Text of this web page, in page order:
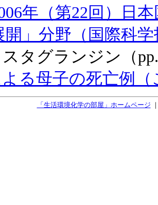
年（第22回）日
開」分野（国際科
タグランジン（
る母子の死亡例（
「生活環境化学の部屋」ホームページ